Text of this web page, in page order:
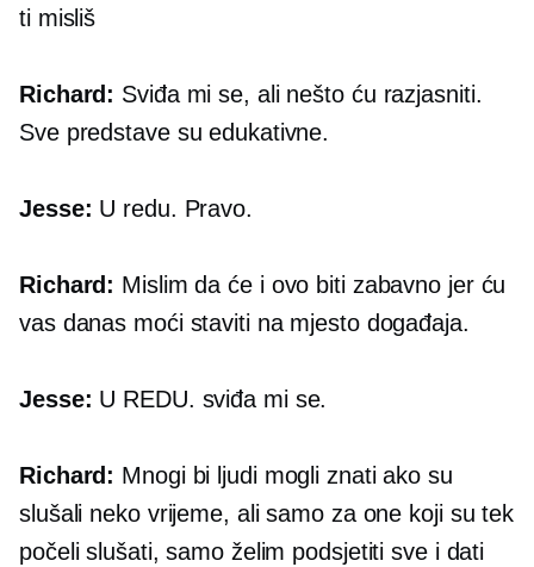
ti misliš
Richard: Sviđa mi se, ali nešto ću razjasniti.
Sve predstave su edukativne.
Jesse: U redu. Pravo.
Richard: Mislim da će i ovo biti zabavno jer ću
vas danas moći staviti na mjesto događaja.
Jesse: U REDU. sviđa mi se.
Richard: Mnogi bi ljudi mogli znati ako su
slušali neko vrijeme, ali samo za one koji su tek
počeli slušati, samo želim podsjetiti sve i dati